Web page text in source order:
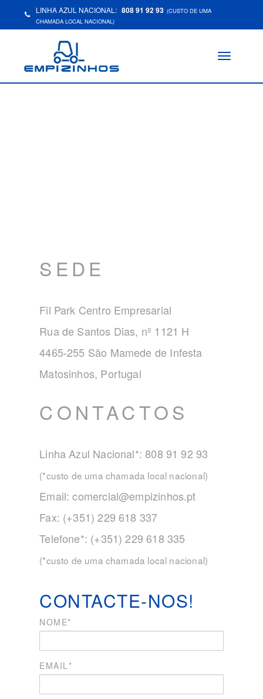
LINHA AZUL NACIONAL: 808 91 92 93 (CUSTO DE UMA
CHAMADA LOCAL NACIONAL)
Toggle
CONTACTE-NOS!
NOME*
EMAIL*
SEDE
Fil Park Centro Empresarial
Rua de Santos Dias, nº 1121 H
4465-255 São Mamede de Infesta
Matosinhos, Portugal
CONTACTOS
Linha Azul Nacional*: 808 91 92 93
(*custo de uma chamada local nacional)
Email:comercial@empizinhos.pt
Fax: (+351) 229 618 337
Telefone*: (+351) 229 618 335
(*custo de uma chamada local nacional)